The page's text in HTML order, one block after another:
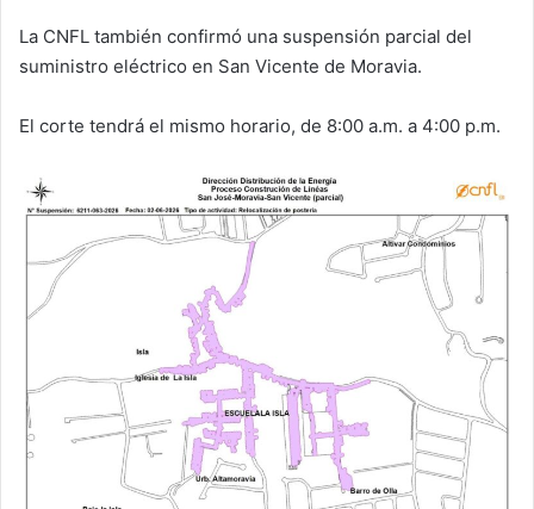
La CNFL también confirmó una suspensión parcial del
suministro eléctrico en San Vicente de Moravia.
El corte tendrá el mismo horario, de 8:00 a.m. a 4:00 p.m.